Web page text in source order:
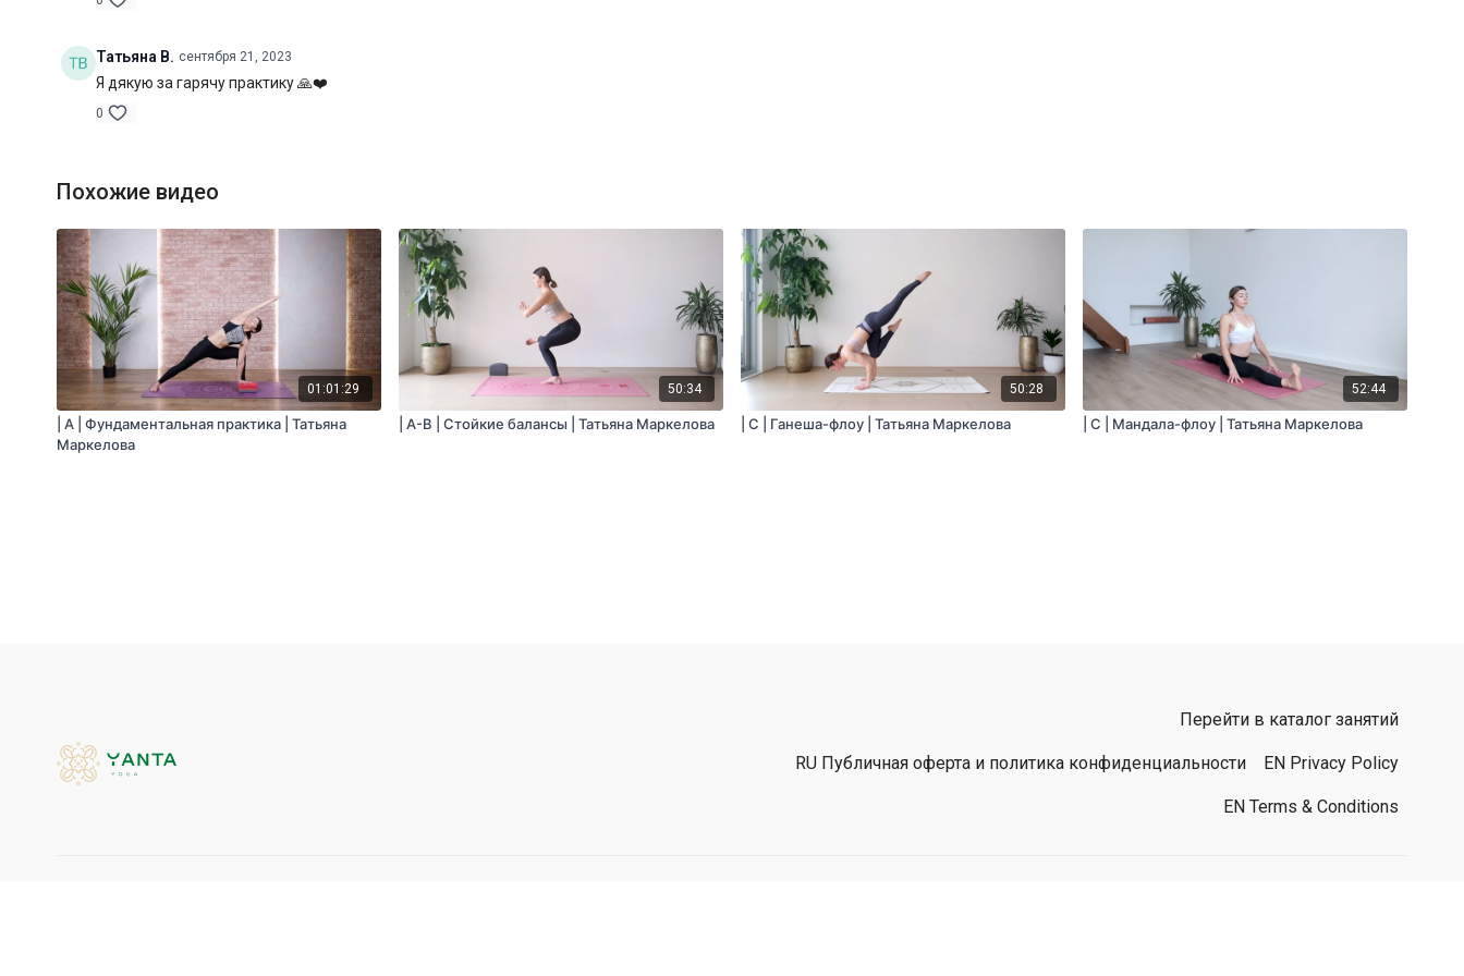
Татьяна В. сентября 21, 2023
Я дякую за гарячу практику 🙏❤️
0
Похожие видео
01:01:29
| A | Фундаментальная практика | Татьяна
Маркелова
50:34
| A-B | Стойкие балансы | Татьяна Маркелова
50:28
| С | Ганеша-флоу | Татьяна Маркелова
52:44
| C | Мандала-флоу | Татьяна Маркелова
Перейти в каталог занятий
RU Публичная оферта и политика конфиденциальности EN Privacy Policy
EN Terms & Conditions